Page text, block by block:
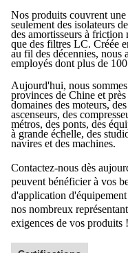
Nos produits couvrent
seulement des isolateurs
des amortisseurs à friction
que des filtres LC. Créée
au fil des décennies, nous
employés dont plus de
Aujourd'hui, nous
provinces de Chine et
domaines des moteurs,
ascenseurs, des
métros, des ponts, des
à grande échelle, des
navires et des machines.
Contactez-nous dès
peuvent bénéficier à vos
d'application
nos nombreux
exigences de vos produits !